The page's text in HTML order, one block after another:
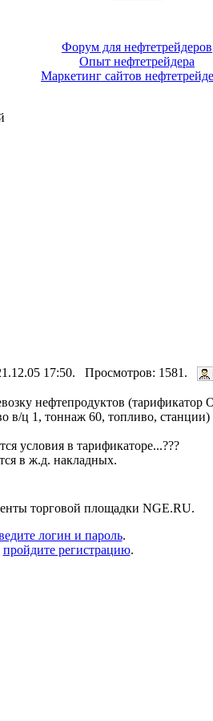
Форум для нефтетрейдеров
Опыт нефтетрейдера
Маркетинг сайтов
17:50. Просмотров: 1581.
нефтепродуктов
в/ц 1, тоннаж 60, топливо, станции)
условия в тарификаторе...???
в ж.д. накладных.
торговой площадки NGE.RU.
логин и пароль.
пройдите регистрацию.